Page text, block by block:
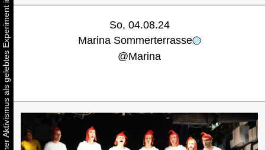
So, 04.08.24
Marina Sommerterrasse
@Marina